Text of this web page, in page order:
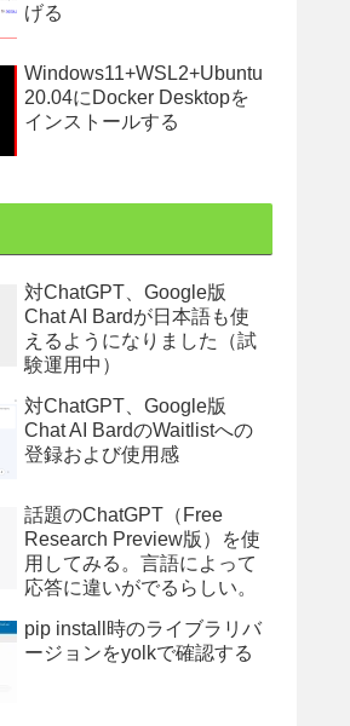
げる
Windows11+WSL2+Ubuntu
20.04にDocker Desktopを
インストールする
対ChatGPT、Google版
Chat AI Bardが日本語も使
えるようになりました（試
験運用中）
対ChatGPT、Google版
Chat AI BardのWaitlistへの
登録および使用感
話題のChatGPT（Free
Research Preview版）を使
用してみる。言語によって
応答に違いがでるらしい。
pip install時のライブラリバ
ージョンをyolkで確認する